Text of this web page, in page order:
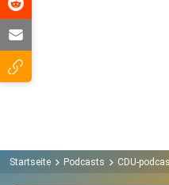
Startseite Podcasts CDU-